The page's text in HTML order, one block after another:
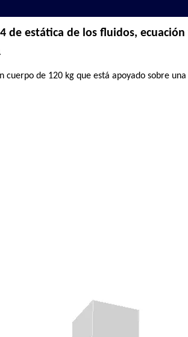
de estática de los fluidos,
cuerpo de 120 kg que está apoyado sobre